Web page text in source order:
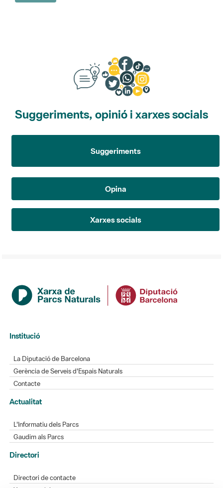
Suggeriments, opinió i xarxes socials
Suggeriments
Opina
Xarxes socials
Institució
La Diputació de Barcelona
Gerència de Serveis d'Espais Naturals
Contacte
Actualitat
L'Informatiu dels Parcs
Gaudim als Parcs
Directori
Directori de contacte